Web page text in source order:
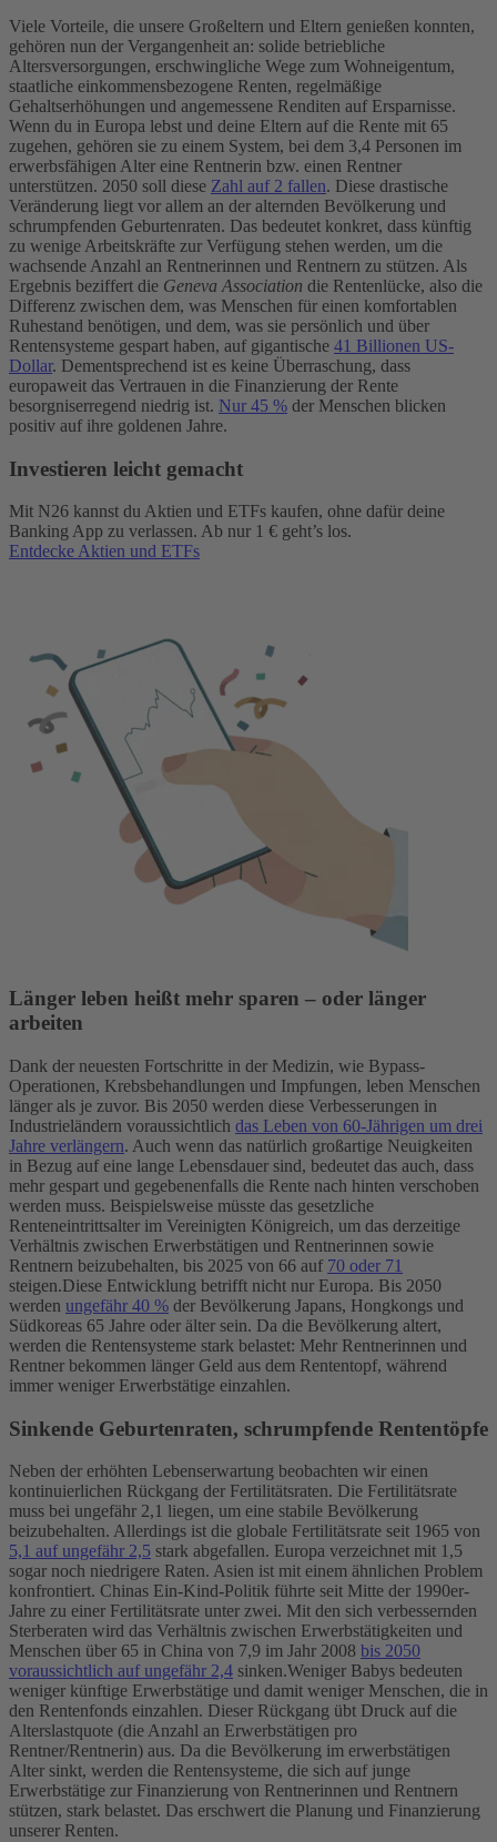
Viele Vorteile, die unsere Großeltern und Eltern genießen konnten,
gehören nun der Vergangenheit an: solide betriebliche
Altersversorgungen, erschwingliche Wege zum Wohneigentum,
staatliche einkommensbezogene Renten, regelmäßige
Gehaltserhöhungen und angemessene Renditen auf Ersparnisse.
Wenn du in Europa lebst und deine Eltern auf die Rente mit 65
zugehen, gehören sie zu einem System, bei dem 3,4 Personen im
erwerbsfähigen Alter eine Rentnerin bzw. einen Rentner
unterstützen. 2050 soll diese Zahl auf 2 fallen. Diese drastische
Veränderung liegt vor allem an der alternden Bevölkerung und
schrumpfenden Geburtenraten. Das bedeutet konkret, dass künftig
zu wenige Arbeitskräfte zur Verfügung stehen werden, um die
wachsende Anzahl an Rentnerinnen und Rentnern zu stützen. Als
Ergebnis beziffert die Geneva Association die Rentenlücke, also die
Differenz zwischen dem, was Menschen für einen komfortablen
Ruhestand benötigen, und dem, was sie persönlich und über
Rentensysteme gespart haben, auf gigantische 41 Billionen US-
Dollar. Dementsprechend ist es keine Überraschung, dass
europaweit das Vertrauen in die Finanzierung der Rente
besorgniserregend niedrig ist. Nur 45 % der Menschen blicken
positiv auf ihre goldenen Jahre.
Investieren leicht gemacht
Mit N26 kannst du Aktien und ETFs kaufen, ohne dafür deine
Banking App zu verlassen. Ab nur 1 € geht’s los.
Entdecke Aktien und ETFs
Länger leben heißt mehr sparen – oder länger
arbeiten
Dank der neuesten Fortschritte in der Medizin, wie Bypass-
Operationen, Krebsbehandlungen und Impfungen, leben Menschen
länger als je zuvor. Bis 2050 werden diese Verbesserungen in
Industrieländern voraussichtlich das Leben von 60-Jährigen um drei
Jahre verlängern. Auch wenn das natürlich großartige Neuigkeiten
in Bezug auf eine lange Lebensdauer sind, bedeutet das auch, dass
mehr gespart und gegebenenfalls die Rente nach hinten verschoben
werden muss. Beispielsweise müsste das gesetzliche
Renteneintrittsalter im Vereinigten Königreich, um das derzeitige
Verhältnis zwischen Erwerbstätigen und Rentnerinnen sowie
Rentnern beizubehalten, bis 2025 von 66 auf 70 oder 71
steigen.Diese Entwicklung betrifft nicht nur Europa. Bis 2050
werden ungefähr 40 % der Bevölkerung Japans, Hongkongs und
Südkoreas 65 Jahre oder älter sein. Da die Bevölkerung altert,
werden die Rentensysteme stark belastet: Mehr Rentnerinnen und
Rentner bekommen länger Geld aus dem Rententopf, während
immer weniger Erwerbstätige einzahlen.
Sinkende Geburtenraten, schrumpfende Rententöpfe
Neben der erhöhten Lebenserwartung beobachten wir einen
kontinuierlichen Rückgang der Fertilitätsraten. Die Fertilitätsrate
muss bei ungefähr 2,1 liegen, um eine stabile Bevölkerung
beizubehalten. Allerdings ist die globale Fertilitätsrate seit 1965 von
5,1 auf ungefähr 2,5 stark abgefallen. Europa verzeichnet mit 1,5
sogar noch niedrigere Raten. Asien ist mit einem ähnlichen Problem
konfrontiert. Chinas Ein-Kind-Politik führte seit Mitte der 1990er-
Jahre zu einer Fertilitätsrate unter zwei. Mit den sich verbessernden
Sterberaten wird das Verhältnis zwischen Erwerbstätigkeiten und
Menschen über 65 in China von 7,9 im Jahr 2008 bis 2050
voraussichtlich auf ungefähr 2,4 sinken.Weniger Babys bedeuten
weniger künftige Erwerbstätige und damit weniger Menschen, die in
den Rentenfonds einzahlen. Dieser Rückgang übt Druck auf die
Alterslastquote (die Anzahl an Erwerbstätigen pro
Rentner/Rentnerin) aus. Da die Bevölkerung im erwerbstätigen
Alter sinkt, werden die Rentensysteme, die sich auf junge
Erwerbstätige zur Finanzierung von Rentnerinnen und Rentnern
stützen, stark belastet. Das erschwert die Planung und Finanzierung
unserer Renten.